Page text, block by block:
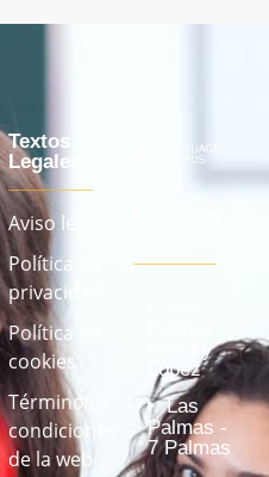
Textos
Legales
Aviso legal
Política de
privacidad
Política de
cookies
Términos y
condiciones
de la web
Mesa y
López
Las
Palmas -
7 Palmas